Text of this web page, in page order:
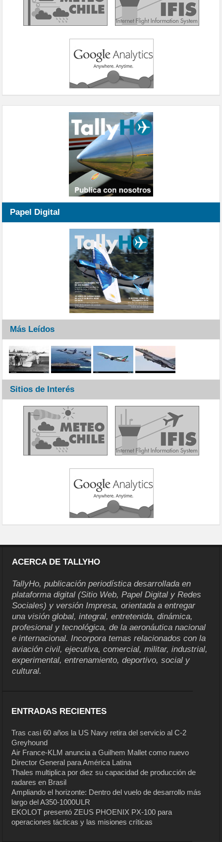
Papel Digital
Más Leídos
Sitios de Interés
ACERCA DE TALLYHO
TallyHo, publicación periodística desarrollada en
plataforma digital (Sitio Web, Papel Digital y Redes
Sociales) y versión Impresa, orientada a entregar
una visión global, integral, entretenida, dinámica,
profesional y tecnológica, de la aeronáutica nacional
e internacional. Incorpora temas relacionados con la
aviación civil, ejecutiva, comercial, militar, industrial,
experimental, entrenamiento, deportivo, social y
cultural.
ENTRADAS RECIENTES
Tras casi 60 años la US Navy retira del servicio al C-2
Greyhound
Air France-KLM anuncia a Guilhem Mallet como nuevo
Director General para América Latina
Thales multiplica por diez su capacidad de producción de
radares en Brasil
Ampliando el horizonte: Dentro del vuelo de desarrollo más
largo del A350-1000ULR
EKOLOT presentó ZEUS PHOENIX PX-100 para
operaciones tácticas y las misiones críticas